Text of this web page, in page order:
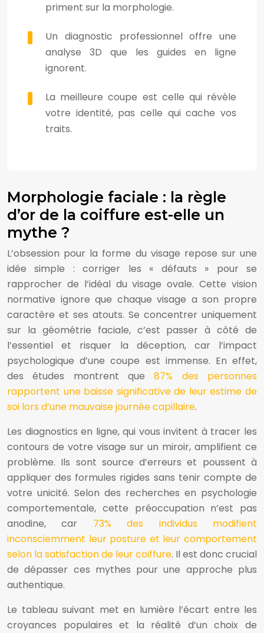
priment sur la morphologie.
Un diagnostic professionnel offre une
analyse 3D que les guides en ligne
ignorent.
La meilleure coupe est celle qui révèle
votre identité, pas celle qui cache vos
traits.
Morphologie faciale : la règle
d’or de la coiffure est-elle un
mythe ?
L’obsession pour la forme du visage repose sur une
idée simple : corriger les « défauts » pour se
rapprocher de l’idéal du visage ovale. Cette vision
normative ignore que chaque visage a son propre
caractère et ses atouts. Se concentrer uniquement
sur la géométrie faciale, c’est passer à côté de
l’essentiel et risquer la déception, car l’impact
psychologique d’une coupe est immense. En effet,
des études montrent que87% des personnes
rapportent une baisse significative de leur estime de
soi lors d’une mauvaise journée capillaire.
Les diagnostics en ligne, qui vous invitent à tracer les
contours de votre visage sur un miroir, amplifient ce
problème. Ils sont source d’erreurs et poussent à
appliquer des formules rigides sans tenir compte de
votre unicité. Selon des recherches en psychologie
comportementale, cette préoccupation n’est pas
anodine, car 73% des individus modifient
inconsciemment leur posture et leur comportement
selon la satisfaction de leur coiffure. Il est donc crucial
de dépasser ces mythes pour une approche plus
authentique.
Le tableau suivant met en lumière l’écart entre les
croyances populaires et la réalité d’un choix de